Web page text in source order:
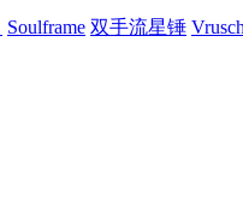
Soulframe 双手流星锤